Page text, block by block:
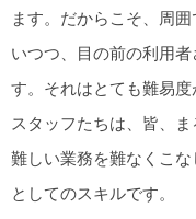
ます。だからこそ、周
いつつ、目の前の利用
す。それはとても難易
スタッフたちは、皆、
難しい業務を難なくこな
としてのスキルです。